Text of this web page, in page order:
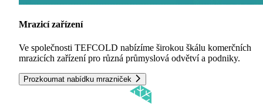
Mrazicí zařízení
Ve společnosti TEFCOLD nabízíme širokou škálu komerčních
mrazicích zařízení pro různá průmyslová odvětví a podniky.
Prozkoumat nabídku mrazniček